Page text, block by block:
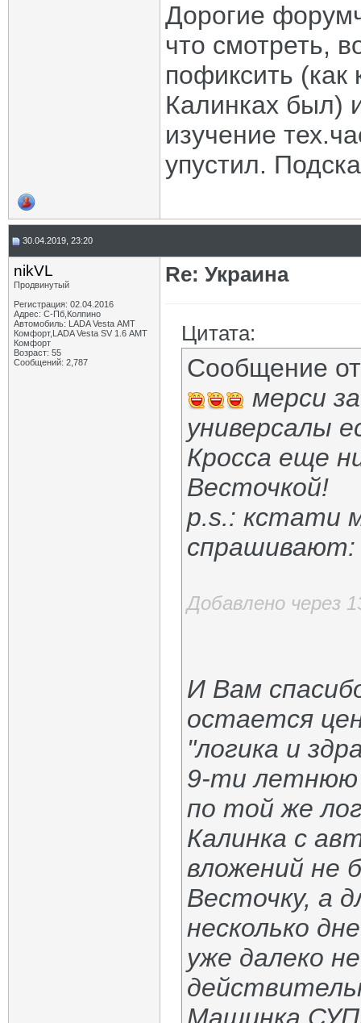
Дорогие
что смотреть,
пофиксить (как
Калинках был)
изучение
упустил.
30.04.2019, 23:20
nikVL
Продвинутый
Регистрация: 02.04.2016
Адрес: С-Пб,Колпино
Автомобиль: LADA Vesta АМТ
Комфорт,LADA Vesta SV 1.6 АМТ
Комфорт
Возраст: 55
Сообщений: 2,787
Re: Украина
Цитата:
Сообщение
мерси
универсалы
Кросса еще
Весточкой!
p.s.: кстати
спрашивают:
Добавлено через
И Вам
остается
"логика и
9-ти летнюю
по той же
Калинка с
вложений не
Весточку, а
несколько
уже далеко